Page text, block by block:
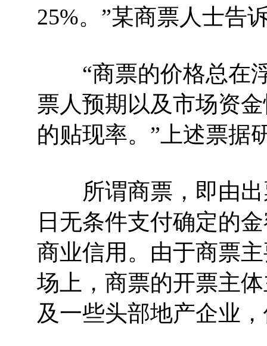
25%。”某商票人士告
“商票的价格总在浮
票人预期以及市场资
的贴现率。”上述票据
所谓商票，即由出
日无条件支付确定的
商业信用。由于商票
场上，商票的开票主
及一些头部地产企业